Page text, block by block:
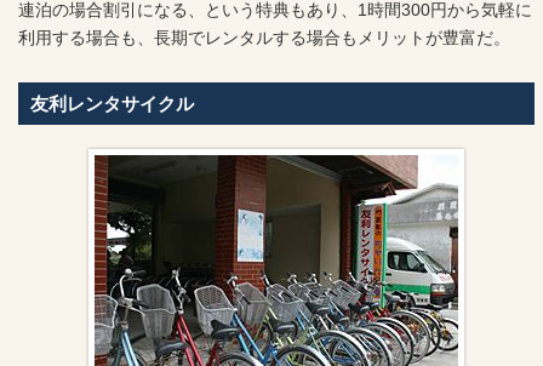
連泊の場合割引になる、という特典もあり、1時間300円から気軽に
利用する場合も、長期でレンタルする場合もメリットが豊富だ。
友利レンタサイクル